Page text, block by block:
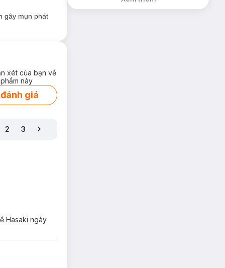
gây mụn phát
xét của bạn về
này
giá
2 3
Hasaki ngày
Hồi Da Khô 30ml